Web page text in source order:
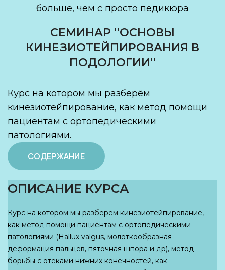
больше, чем с просто педикюра
СЕМИНАР ''ОСНОВЫ
КИНЕЗИОТЕЙПИРОВАНИЯ В
ПОДОЛОГИИ''
Курс на котором мы разберём
кинезиотейпирование, как метод помощи
пациентам с ортопедическими
патологиями.
СОДЕРЖАНИЕ
ОПИСАНИЕ КУРСА
Курс на котором мы разберём кинезиотейпирование,
как метод помощи пациентам с ортопедическими
патологиями (Hallux valgus, молоткообразная
деформация пальцев, пяточная шпора и др), метод
борьбы с отеками нижних конечностей, как